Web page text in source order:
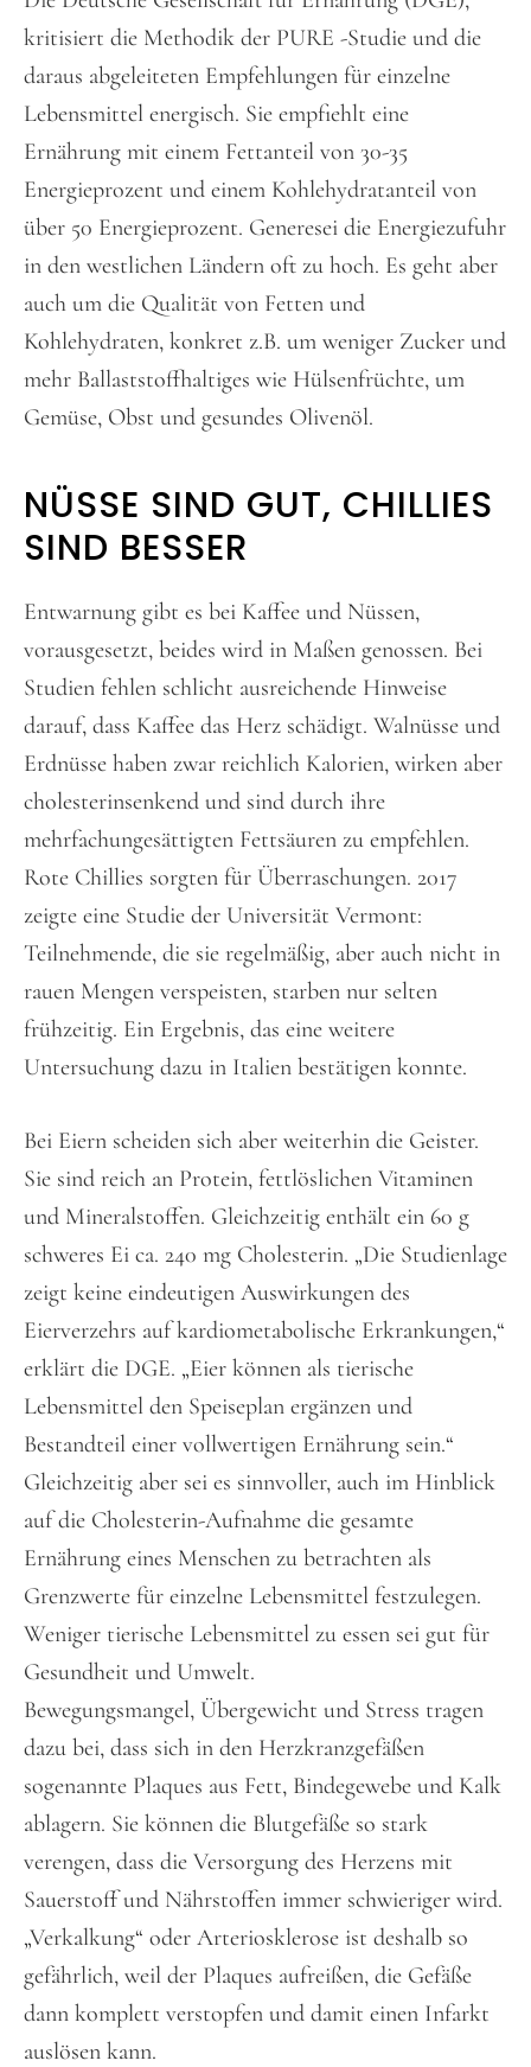
kritisiert die Methodik der PURE -Studie und die
daraus abgeleiteten Empfehlungen für einzelne
Lebensmittel energisch. Sie empfiehlt eine
Ernährung mit einem Fettanteil von 30-35
Energieprozent und einem Kohlehydratanteil von
über 50 Energieprozent. Generesei die Energiezufuhr
in den westlichen Ländern oft zu hoch. Es geht aber
auch um die Qualität von Fetten und
Kohlehydraten, konkret z.B. um weniger Zucker und
mehr Ballaststoffhaltiges wie Hülsenfrüchte, um
Gemüse, Obst und gesundes Olivenöl.
NÜSSE SIND GUT, CHILLIES
SIND BESSER
Entwarnung gibt es bei Kaffee und Nüssen,
vorausgesetzt, beides wird in Maßen genossen. Bei
Studien fehlen schlicht ausreichende Hinweise
darauf, dass Kaffee das Herz schädigt. Walnüsse und
Erdnüsse haben zwar reichlich Kalorien, wirken aber
cholesterinsenkend und sind durch ihre
mehrfachungesättigten Fettsäuren zu empfehlen.
Rote Chillies sorgten für Überraschungen. 2017
zeigte eine Studie der Universität Vermont:
Teilnehmende, die sie regelmäßig, aber auch nicht in
rauen Mengen verspeisten, starben nur selten
frühzeitig. Ein Ergebnis, das eine weitere
Untersuchung dazu in Italien bestätigen konnte.
Bei Eiern scheiden sich aber weiterhin die Geister.
Sie sind reich an Protein, fettlöslichen Vitaminen
und Mineralstoffen. Gleichzeitig enthält ein 60 g
schweres Ei ca. 240 mg Cholesterin. „Die Studienlage
zeigt keine eindeutigen Auswirkungen des
Eierverzehrs auf kardiometabolische Erkrankungen,“
erklärt die DGE. „Eier können als tierische
Lebensmittel den Speiseplan ergänzen und
Bestandteil einer vollwertigen Ernährung sein.“
Gleichzeitig aber sei es sinnvoller, auch im Hinblick
auf die Cholesterin-Aufnahme die gesamte
Ernährung eines Menschen zu betrachten als
Grenzwerte für einzelne Lebensmittel festzulegen.
Weniger tierische Lebensmittel zu essen sei gut für
Gesundheit und Umwelt.
Bewegungsmangel, Übergewicht und Stress tragen
dazu bei, dass sich in den Herzkranzgefäßen
sogenannte Plaques aus Fett, Bindegewebe und Kalk
ablagern. Sie können die Blutgefäße so stark
verengen, dass die Versorgung des Herzens mit
Sauerstoff und Nährstoffen immer schwieriger wird.
„Verkalkung“ oder Arteriosklerose ist deshalb so
gefährlich, weil der Plaques aufreißen, die Gefäße
dann komplett verstopfen und damit einen Infarkt
auslösen kann.